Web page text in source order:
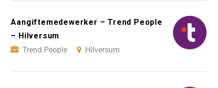
Aangiftemedewerker – Trend People
– Hilversum
Trend People
Hilversum